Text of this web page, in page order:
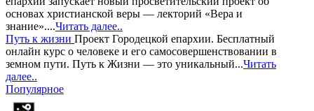
основах христианской веры — лекторий «Вера и
знание»....Читать далее..
Путь к жизни Проект Городецкой епархии. Бесплатный
онлайн курс о человеке и его самосовершенствовании в
земном пути. Путь к Жизни — это уникальный...Читать
далее..
Популярное